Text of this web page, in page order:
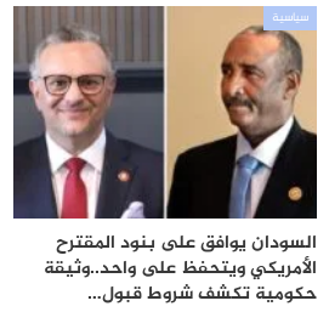
سياسية
السودان يوافق على بنود المقترح
الأمريكي ويتحفظ على واحد..وثيقة
حكومية تكشف شروط قبول…